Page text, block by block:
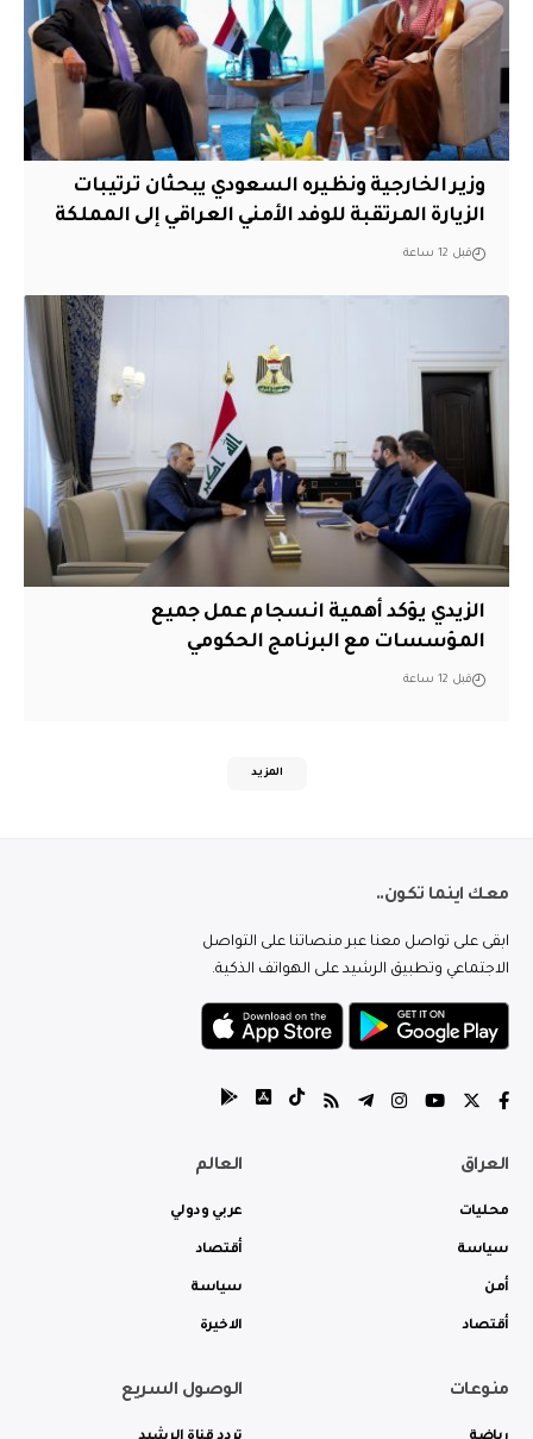
وزير الخارجية ونظيره السعودي يبحثان ترتيبات
الزيارة المرتقبة للوفد الأمني العراقي إلى المملكة
قبل 12 ساعة
الزيدي يؤكد أهمية انسجام عمل جميع
المؤسسات مع البرنامج الحكومي
قبل 12 ساعة
المزيد
معك اينما تكون..
ابقى على تواصل معنا عبر منصاتنا على التواصل
الاجتماعي وتطبيق الرشيد على الهواتف الذكية.
العراق
محليات
سياسة
أمن
أقتصاد
العالم
عربي ودولي
أقتصاد
سياسة
الاخيرة
منوعات الوصول السريع